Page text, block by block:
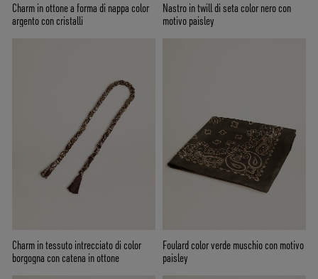
Charm in ottone a forma di nappa color
argento con cristalli
Nastro in twill di seta color nero con
motivo paisley
Charm in tessuto intrecciato di color
borgogna con catena in ottone
Foulard color verde muschio con motivo
paisley